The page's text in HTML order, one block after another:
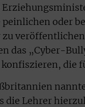
oder
das „Cyber-
die
die Lehrer